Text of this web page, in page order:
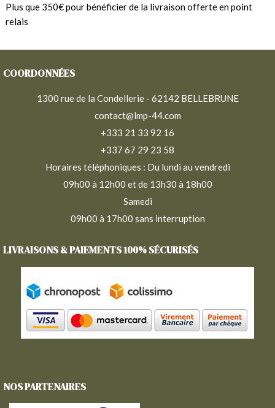
Plus que 350€ pour bénéficier de la livraison offerte en point
relais
COORDONNÉES
1300 rue de la Condellerie - 62142 BELLEBRUNE
contact@lmp-44.com
+333 21 33 92 16
+337 67 29 23 58
Horaires téléphoniques : Du lundi au vendredi
09h00 à 12h00 et de 13h30 à 18h00
Samedi
09h00 à 17h00 sans interruption
LIVRAISONS & PAIEMENTS 100% SÉCURISÉS
NOS PARTENAIRES